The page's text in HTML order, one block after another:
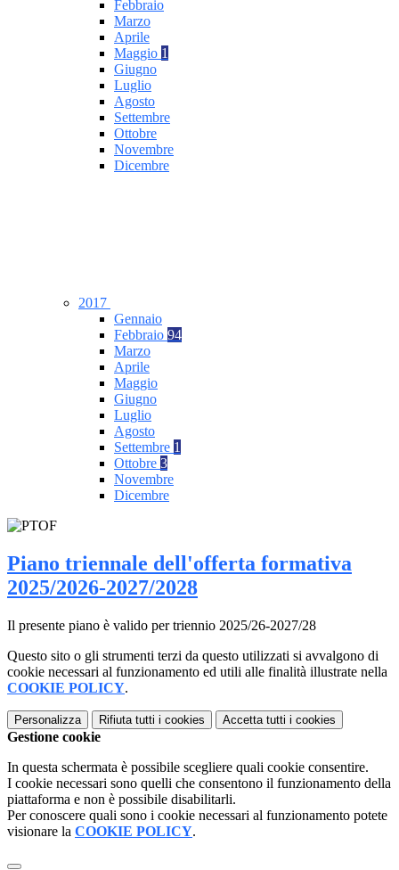
Febbraio
Marzo
Aprile
Maggio 1
Giugno
Luglio
Agosto
Settembre
Ottobre
Novembre
Dicembre
2017
Gennaio
Febbraio 94
Marzo
Aprile
Maggio
Giugno
Luglio
Agosto
Settembre 1
Ottobre 3
Novembre
Dicembre
Piano triennale dell'offerta formativa
2025/2026-2027/2028
Il presente piano è valido per triennio 2025/26-2027/28
Questo sito o gli strumenti terzi da questo utilizzati si avvalgono di
cookie necessari al funzionamento ed utili alle finalità illustrate nella
COOKIE POLICY.
Personalizza Rifiuta tutti i cookies Accetta tutti i cookies
Gestione cookie
In questa schermata è possibile scegliere quali cookie consentire.
I cookie necessari sono quelli che consentono il funzionamento della
piattaforma e non è possibile disabilitarli.
Per conoscere quali sono i cookie necessari al funzionamento potete
visionare la COOKIE POLICY.